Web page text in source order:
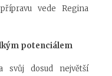
vede Regina
potenciálem
svůj dosud největší